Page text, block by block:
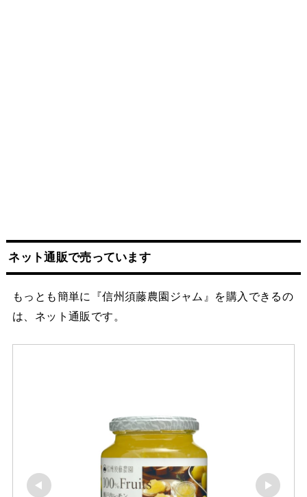
ネット通販で売っています
もっとも簡単に『信州須藤農園ジャム』を購入できるの
は、ネット通販です。